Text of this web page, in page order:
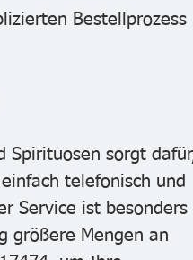
Bestellprozess
Spirituosen sorgt
telefonisch und
Service ist besonders
größere Mengen an